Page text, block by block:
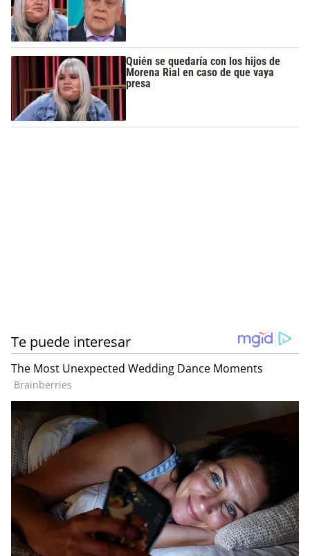
Quién se quedaría con los hijos de
Morena Rial en caso de que vaya
presa